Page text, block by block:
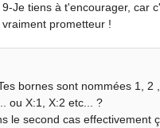
9-Je tiens à t'encourager, car
vraiment prometteur !
bornes sont nommées 1, 2
ou X:1, X:2 etc... ?
le second cas effectivement